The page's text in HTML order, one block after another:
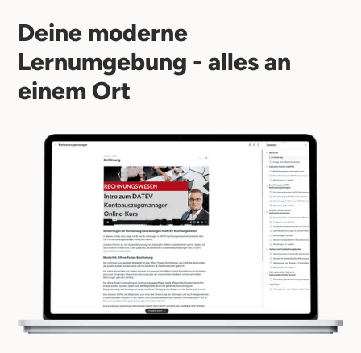
Deine moderne
Lernumgebung - alles an
einem Ort